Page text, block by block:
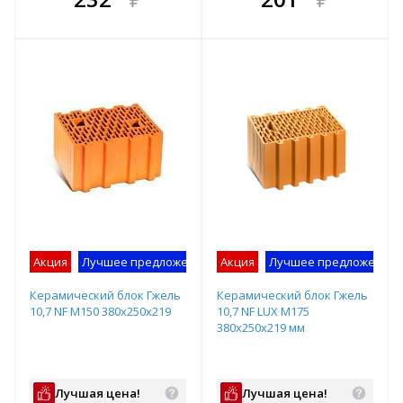
всегда выгоднее!
всегда выгоднее!
Акция Лучшее предложение
Керамический блок Гжель
10,7 NF М150 380х250х219
Лучшая цена!
Акция Лучшее предложение
Керамический блок Гжель
10,7 NF LUX М175
380х250х219 мм
Лучшая цена!